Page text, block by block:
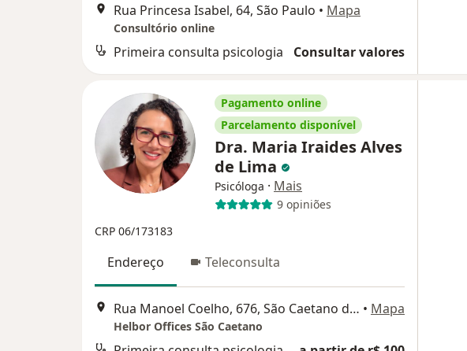
Rua Princesa Isabel, 64, São Paulo • Mapa
Consultório online
Primeira consulta psicologia Consultar valores
Pagamento online
Parcelamento disponível
Dra. Maria Iraides Alves
de Lima
Psicóloga · Mais
9 opiniões
CRP 06/173183
Endereço Teleconsulta
Rua Manoel Coelho, 676, São Caetano do Sul • Mapa
Helbor Offices São Caetano